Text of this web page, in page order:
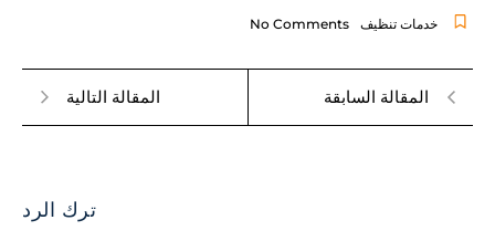
خدمات تنظيف
المقالة السابقة المقالة التالية
ترك الرد